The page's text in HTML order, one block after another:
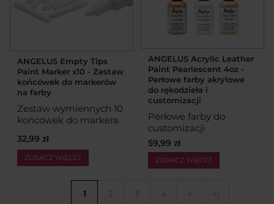
ANGELUS Empty Tips
Paint Marker x10 - Zestaw
końcówek do markerów
na farby
Zestaw wymiennych 10
końcówek do markera
32,99 zł
ZOBACZ WIĘCEJ
ANGELUS Acrylic Leather
Paint Pearlescent 4oz -
Perłowe farby akrylowe
do rękodzieła i
customizacji
Perłowe farby do
customizacji
59,99 zł
ZOBACZ WIĘCEJ
1 2 3 4